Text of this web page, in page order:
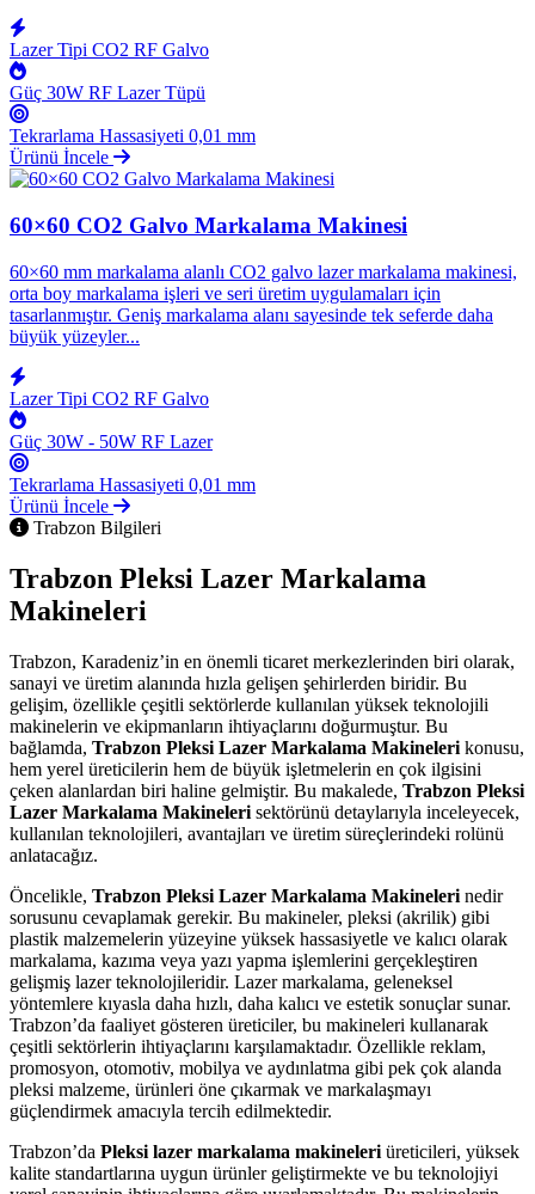
Lazer Tipi CO2 RF Galvo
Güç 30W RF Lazer Tüpü
Tekrarlama Hassasiyeti 0,01 mm
Ürünü İncele
60×60 CO2 Galvo Markalama Makinesi
60×60 mm markalama alanlı CO2 galvo lazer markalama makinesi,
orta boy markalama işleri ve seri üretim uygulamaları için
tasarlanmıştır. Geniş markalama alanı sayesinde tek seferde daha
büyük yüzeyler...
Lazer Tipi CO2 RF Galvo
Güç 30W - 50W RF Lazer
Tekrarlama Hassasiyeti 0,01 mm
Ürünü İncele
Trabzon Bilgileri
Trabzon Pleksi Lazer Markalama
Makineleri
Trabzon, Karadeniz’in en önemli ticaret merkezlerinden biri olarak,
sanayi ve üretim alanında hızla gelişen şehirlerden biridir. Bu
gelişim, özellikle çeşitli sektörlerde kullanılan yüksek teknolojili
makinelerin ve ekipmanların ihtiyaçlarını doğurmuştur. Bu
bağlamda, Trabzon Pleksi Lazer Markalama Makineleri konusu,
hem yerel üreticilerin hem de büyük işletmelerin en çok ilgisini
çeken alanlardan biri haline gelmiştir. Bu makalede, Trabzon Pleksi
Lazer Markalama Makineleri sektörünü detaylarıyla inceleyecek,
kullanılan teknolojileri, avantajları ve üretim süreçlerindeki rolünü
anlatacağız.
Öncelikle, Trabzon Pleksi Lazer Markalama Makineleri nedir
sorusunu cevaplamak gerekir. Bu makineler, pleksi (akrilik) gibi
plastik malzemelerin yüzeyine yüksek hassasiyetle ve kalıcı olarak
markalama, kazıma veya yazı yapma işlemlerini gerçekleştiren
gelişmiş lazer teknolojileridir. Lazer markalama, geleneksel
yöntemlere kıyasla daha hızlı, daha kalıcı ve estetik sonuçlar sunar.
Trabzon’da faaliyet gösteren üreticiler, bu makineleri kullanarak
çeşitli sektörlerin ihtiyaçlarını karşılamaktadır. Özellikle reklam,
promosyon, otomotiv, mobilya ve aydınlatma gibi pek çok alanda
pleksi malzeme, ürünleri öne çıkarmak ve markalaşmayı
güçlendirmek amacıyla tercih edilmektedir.
Trabzon’da Pleksi lazer markalama makineleri üreticileri, yüksek
kalite standartlarına uygun ürünler geliştirmekte ve bu teknolojiyi